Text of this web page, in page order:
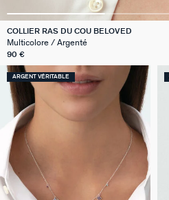
VICTOIRE
GÉNÉRATION AGATHA
SUR LA PEAU
COLLIER RAS DU COU BELOVED
Multicolore / Argenté
90 €
ARGENT VÉRITABLE